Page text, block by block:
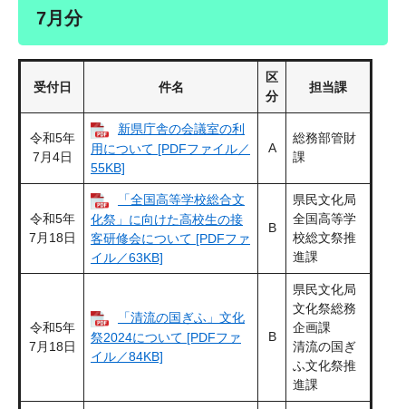
7月分
受付日 件名
区
分
担当課
令和5年
7月4日
新県庁舎の会議室の利
用について [PDFファイル／
55KB]
A
総務部管財
課
令和5年
7月18日
「全国高等学校総合文
化祭」に向けた高校生の接
客研修会について [PDFファ
イル／63KB]
B
県民文化局
全国高等学
校総文祭推
進課
令和5年
7月18日
「清流の国ぎふ」文化
祭2024について [PDFファ
イル／84KB]
B
県民文化局
文化祭総務
企画課
清流の国ぎ
ふ文化祭推
進課